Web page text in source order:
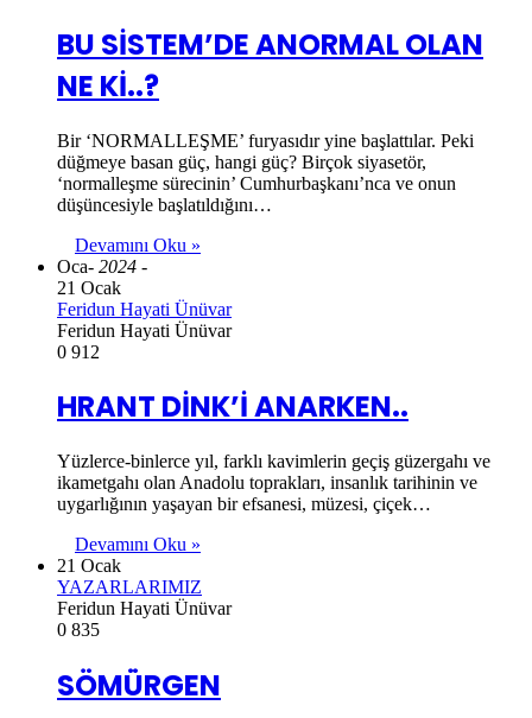
BU SİSTEM’DE ANORMAL OLAN
NE Kİ..?
Bir ‘NORMALLEŞME’ furyasıdır yine başlattılar. Peki
düğmeye basan güç, hangi güç? Birçok siyasetör,
‘normalleşme sürecinin’ Cumhurbaşkanı’nca ve onun
düşüncesiyle başlatıldığını…
Devamını Oku »
Oca- 2024 -
21 Ocak
Feridun Hayati Ünüvar
Feridun Hayati Ünüvar
0 912
HRANT DİNK’İ ANARKEN..
Yüzlerce-binlerce yıl, farklı kavimlerin geçiş güzergahı ve
ikametgahı olan Anadolu toprakları, insanlık tarihinin ve
uygarlığının yaşayan bir efsanesi, müzesi, çiçek…
Devamını Oku »
21 Ocak
YAZARLARIMIZ
Feridun Hayati Ünüvar
0 835
SÖMÜRGEN